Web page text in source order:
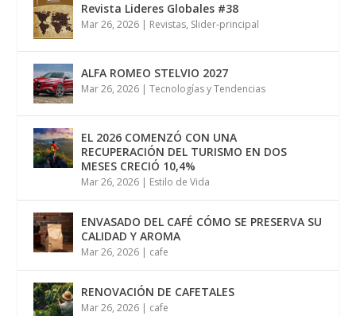
Revista Lideres Globales #38
Mar 26, 2026 Revistas, Slider-principal
ALFA ROMEO STELVIO 2027
Mar 26, 2026 |Tecnologías y Tendencias
EL 2026 COMENZÓ CON UNA
RECUPERACIÓN DEL TURISMO EN DOS
MESES CRECIÓ 10,4%
Mar 26, 2026 Estilo de Vida
ENVASADO DEL CAFÉ CÓMO SE PRESERVA SU
CALIDAD Y AROMA
Mar 26, 2026 cafe
RENOVACIÓN DE CAFETALES
Mar 26, 2026 cafe